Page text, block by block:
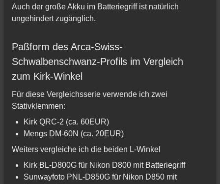
Auch der große Akku im Batteriegriff ist natürlich
ungehindert zugänglich.
Paßform des Arca-Swiss-
Schwalbenschwanz-Profils im Vergleich
zum Kirk-Winkel
Für diese Vergleichsserie verwende ich zwei
Stativklemmen:
Kirk QRC-2 (ca. 60EUR)
Mengs DM-60N (ca. 20EUR)
Weiters vergleiche ich die beiden L-Winkel
Kirk BL-D800G für Nikon D800 mit Batteriegriff
Sunwayfoto PNL-D850G für Nikon D850 mit